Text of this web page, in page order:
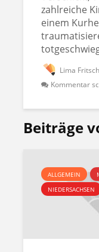
zahlreiche
einem
Lima
Kommentar
Beiträge
ALLGEMEIN
NIEDERSACHSEN